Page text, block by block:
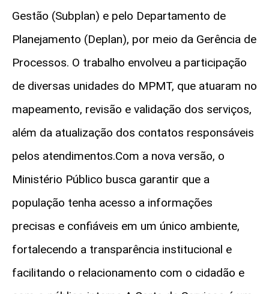
Gestão (Subplan) e pelo Departamento de
Planejamento (Deplan), por meio da Gerência de
Processos. O trabalho envolveu a participação
de diversas unidades do MPMT, que atuaram no
mapeamento, revisão e validação dos serviços,
além da atualização dos contatos responsáveis
pelos atendimentos.Com a nova versão, o
Ministério Público busca garantir que a
população tenha acesso a informações
precisas e confiáveis em um único ambiente,
fortalecendo a transparência institucional e
facilitando o relacionamento com o cidadão e